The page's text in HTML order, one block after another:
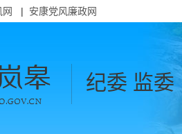
网 | 安康党风廉政网
纪委 监委